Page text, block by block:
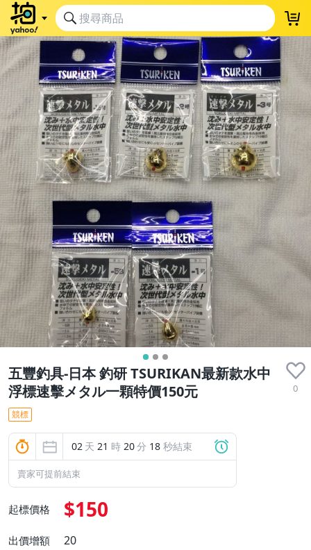
五豐釣具-日本 釣研 TSURIKAN最新款水中
浮標速擊メタル一顆特價150元
0
競標
02 天 21 時 20分 17 秒結束
賣家可提前結束
起標價格 $150
出價增額 20